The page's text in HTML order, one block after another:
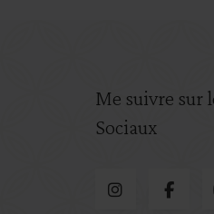
Me suivre sur
Sociaux